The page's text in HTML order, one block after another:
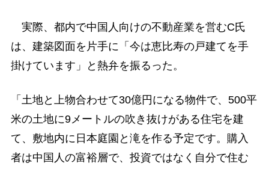
実際、都内で中国人向けの不動産業を営むC氏
は、建築図面を片手に「今は恵比寿の戸建てを手
掛けています」と熱弁を振るった。
「土地と上物合わせて30億円になる物件で、500平
米の土地に9メートルの吹き抜けがある住宅を建
て、敷地内に日本庭園と滝を作る予定です。購入
者は中国人の富裕層で、投資ではなく自分で住む